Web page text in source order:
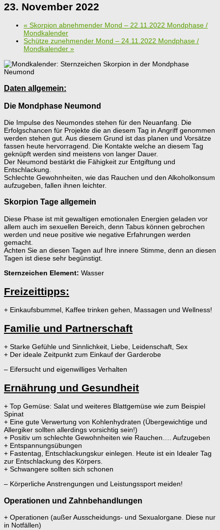
23. November 2022
« Skorpion abnehmender Mond – 22.11.2022 Mondphase /
Mondkalender
Schütze zunehmender Mond – 24.11.2022 Mondphase /
Mondkalender »
Daten allgemein:
Die Mondphase Neumond
Die Impulse des Neumondes stehen für den Neuanfang. Die
Erfolgschancen für Projekte die an diesem Tag in Angriff genommen
werden stehen gut. Aus diesem Grund ist das planen und Vorsätze
fassen heute hervorragend. Die Kontakte welche an diesem Tag
geknüpft werden sind meistens von langer Dauer.
Der Neumond bestärkt die Fähigkeit zur Entgiftung und
Entschlackung.
Schlechte Gewohnheiten, wie das Rauchen und den Alkoholkonsum
aufzugeben, fallen ihnen leichter.
Skorpion Tage allgemein
Diese Phase ist mit gewaltigen emotionalen Energien geladen vor
allem auch im sexuellen Bereich, denn Tabus können gebrochen
werden und neue positive wie negative Erfahrungen werden
gemacht.
Achten Sie an diesen Tagen auf Ihre innere Stimme, denn an diesen
Tagen ist diese sehr begünstigt.
Sternzeichen Element: Wasser
Freizeittipps:
+ Einkaufsbummel, Kaffee trinken gehen, Massagen und Wellness!
Familie und Partnerschaft
+ Starke Gefühle und Sinnlichkeit, Liebe, Leidenschaft, Sex
+ Der ideale Zeitpunkt zum Einkauf der Garderobe
– Eifersucht und eigenwilliges Verhalten
Ernährung und Gesundheit
+ Top Gemüse: Salat und weiteres Blattgemüse wie zum Beispiel
Spinat
+ Eine gute Verwertung von Kohlenhydraten (Übergewichtige und
Allergiker sollten allerdings vorsichtig sein!)
+ Positiv um schlechte Gewohnheiten wie Rauchen…. Aufzugeben
+ Entspannungsübungen
+ Fastentag, Entschlackungskur einlegen. Heute ist ein Idealer Tag
zur Entschlackung des Körpers.
+ Schwangere sollten sich schonen
– Körperliche Anstrengungen und Leistungssport meiden!
Operationen und Zahnbehandlungen
+ Operationen (außer Ausscheidungs- und Sexualorgane. Diese nur
in Notfällen)